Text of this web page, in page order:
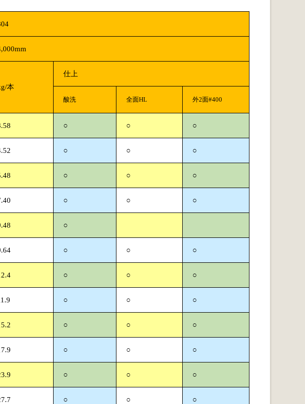
本
仕上
酸洗 全面HL 外2面#400
○ ○ ○
○ ○ ○
○ ○ ○
○ ○ ○
○
○ ○ ○
○ ○ ○
○ ○ ○
○ ○ ○
○ ○ ○
○ ○ ○
○ ○ ○